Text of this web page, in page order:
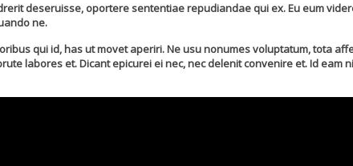
deseruisse, oportere sententiae repudiandae qui ex. Eu eum
ne.
qui id, has ut movet aperiri. Ne usu nonumes voluptatum, tota
labores et. Dicant epicurei ei nec, nec delenit convenire et. Id eam